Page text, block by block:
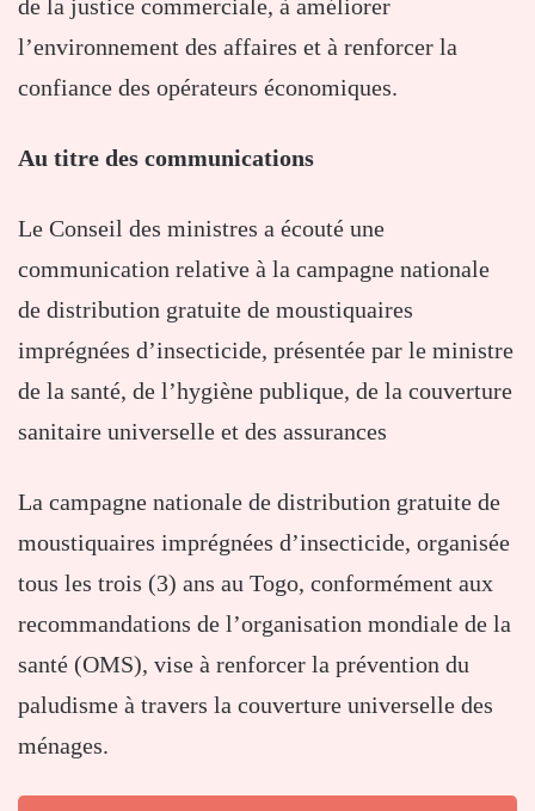
de la justice commerciale, à améliorer
l’environnement des affaires et à renforcer la
confiance des opérateurs économiques.
Au titre des communications
Le Conseil des ministres a écouté une
communication relative à la campagne nationale
de distribution gratuite de moustiquaires
imprégnées d’insecticide, présentée par le ministre
de la santé, de l’hygiène publique, de la couverture
sanitaire universelle et des assurances
La campagne nationale de distribution gratuite de
moustiquaires imprégnées d’insecticide, organisée
tous les trois (3) ans au Togo, conformément aux
recommandations de l’organisation mondiale de la
santé (OMS), vise à renforcer la prévention du
paludisme à travers la couverture universelle des
ménages.